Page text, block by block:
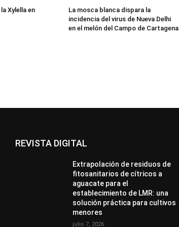
Xylella en
La mosca blanca dispara la
incidencia del virus de Nueva Delhi
en el melón del Campo de Cartagena
REVISTA DIGITAL
Extrapolación de residuos de
fitosanitarios de cítricos a
aguacate para el
establecimiento de LMR: una
solución práctica para cultivos
menores
julio 7, 2026